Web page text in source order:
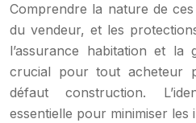
Comprendre la nature de
du vendeur, et les
l’assurance habitation et la
crucial pour tout acheteur
défaut construction.
essentielle pour minimiser les